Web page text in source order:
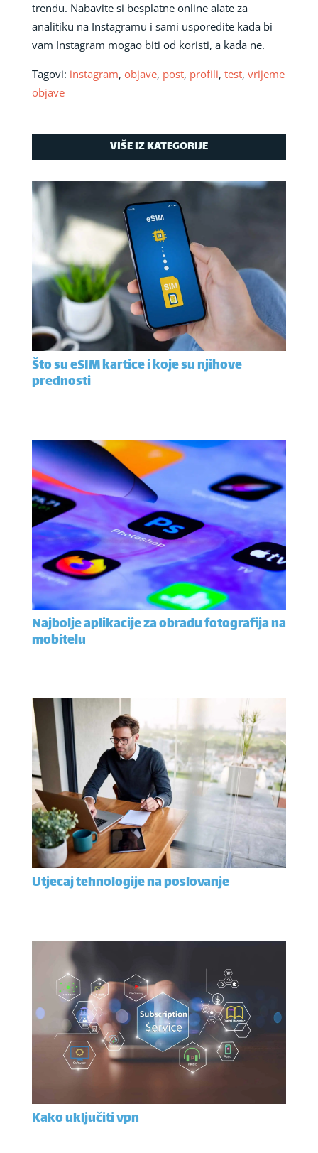
trendu. Nabavite si besplatne online alate za
analitiku na Instagramu i sami usporedite kada bi
vam Instagram mogao biti od koristi, a kada ne.
Tagovi: instagram, objave, post, profili, test, vrijeme
objave
VIŠE IZ KATEGORIJE
Što su eSIM kartice i koje su njihove
prednosti
Najbolje aplikacije za obradu fotografija na
mobitelu
Utjecaj tehnologije na poslovanje
Kako uključiti vpn